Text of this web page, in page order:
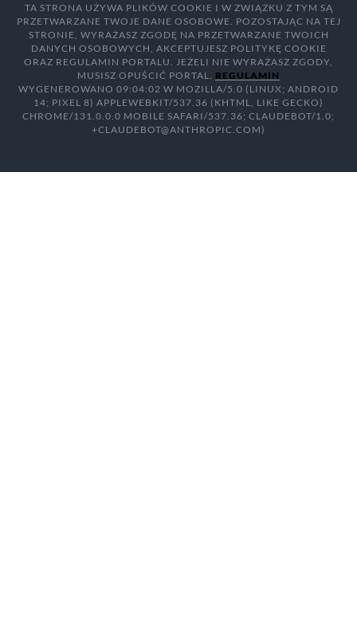
TA STRONA UŻYWA PLIKÓW COOKIE I W ZWIĄZKU Z TYM SĄ
PRZETWARZANE TWOJE DANE OSOBOWE. POZOSTAJĄC NA TEJ
STRONIE, WYRAŻASZ ZGODĘ NA PRZETWARZANE TWOICH
DANYCH OSOBOWYCH, AKCEPTUJESZ POLITYKĘ COOKIE
ORAZ REGULAMIN PORTALU. JEŻELI NIE WYRAŻASZ ZGODY,
MUSISZ OPUŚCIĆ PORTAL. REGULAMIN
WYGENEROWANO 09:04:02 W MOZILLA/5.0 (LINUX; ANDROID
14; PIXEL 8) APPLEWEBKIT/537.36 (KHTML, LIKE GECKO)
CHROME/131.0.0.0 MOBILE SAFARI/537.36; CLAUDEBOT/1.0;
+CLAUDEBOT@ANTHROPIC.COM)